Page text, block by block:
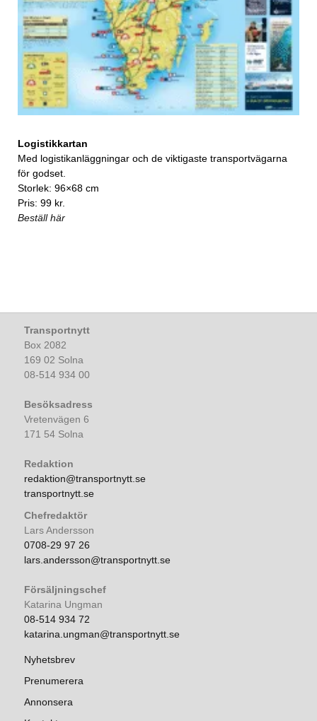
Logistikkartan
Med logistikanläggningar och de viktigaste transportvägarna
för godset.
Storlek: 96×68 cm
Pris: 99 kr.
Beställ här
Transportnytt
Box 2082
169 02 Solna
08-514 934 00
Besöksadress
Vretenvägen 6
171 54 Solna
Redaktion
redaktion@transportnytt.se
transportnytt.se
Chefredaktör
Lars Andersson
0708-29 97 26
lars.andersson@transportnytt.se
Försäljningschef
Katarina Ungman
08-514 934 72
katarina.ungman@transportnytt.se
Nyhetsbrev
Prenumerera
Annonsera